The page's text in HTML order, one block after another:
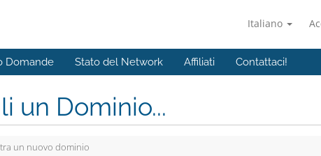
Italiano
Domande Stato del Network Affiliati Contattaci!
un Dominio...
un nuovo dominio